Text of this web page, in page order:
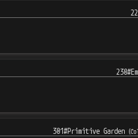
301#Primitive Garden (